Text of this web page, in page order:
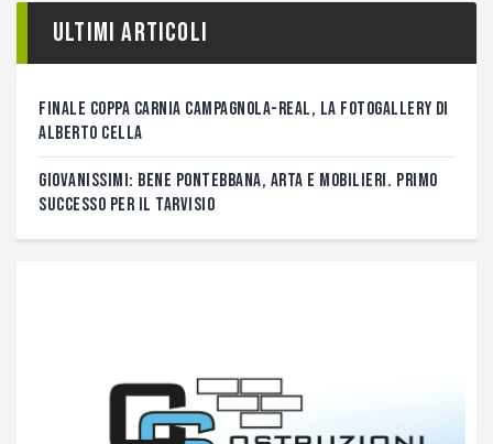
Ultimi articoli
FINALE COPPA CARNIA CAMPAGNOLA-REAL, LA FOTOGALLERY DI
ALBERTO CELLA
GIOVANISSIMI: BENE PONTEBBANA, ARTA E MOBILIERI. PRIMO
SUCCESSO PER IL TARVISIO